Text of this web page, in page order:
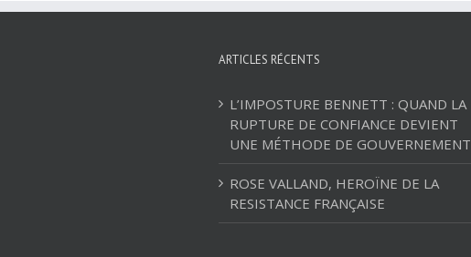
ARTICLES RÉCENTS
L’IMPOSTURE BENNETT : QUAND LA
RUPTURE DE CONFIANCE DEVIENT
UNE MÉTHODE DE GOUVERNEMENT
ROSE VALLAND, HEROÏNE DE LA
RESISTANCE FRANÇAISE